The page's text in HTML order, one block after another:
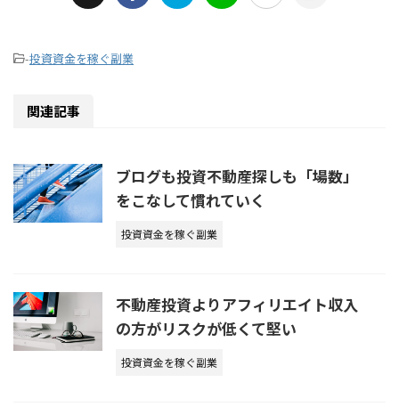
-投資資金を稼ぐ副業
関連記事
ブログも投資不動産探しも「場数」
をこなして慣れていく
投資資金を稼ぐ副業
不動産投資よりアフィリエイト収入
の方がリスクが低くて堅い
投資資金を稼ぐ副業